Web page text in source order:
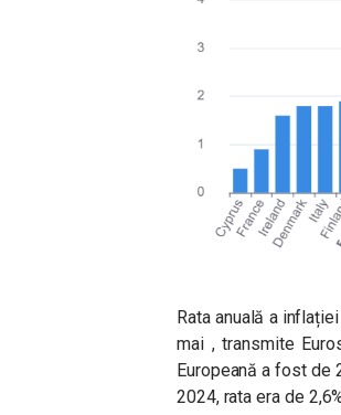
Rata anuală a
mai , transmite
Europeană a fost de
2024, rata era de